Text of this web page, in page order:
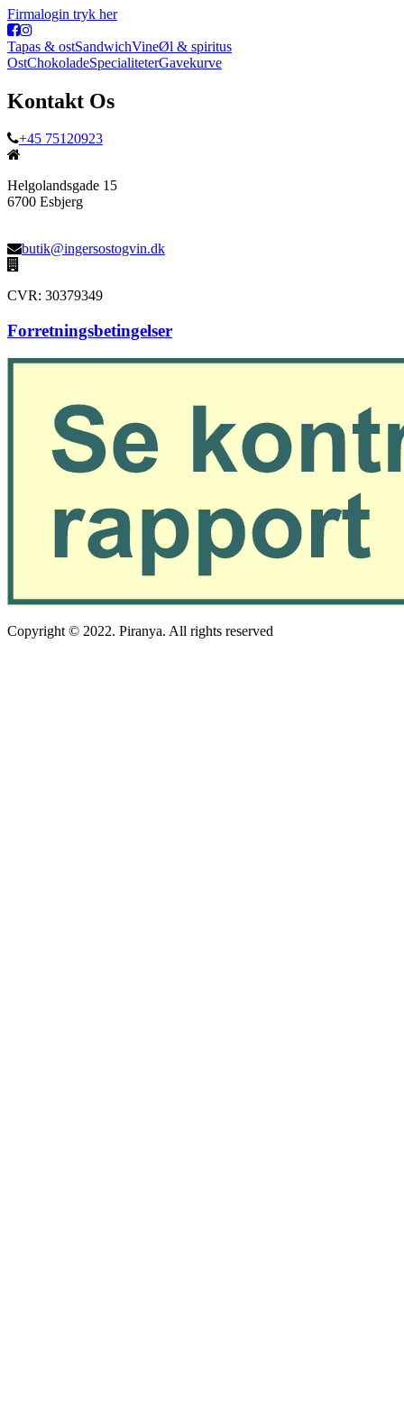
Firmalogin tryk her
Tapas & ostSandwichVineØl & spiritus
OstChokoladeSpecialiteterGavekurve
Kontakt Os
+45 75120923
Helgolandsgade 15
6700 Esbjerg
butik@ingersostogvin.dk
CVR: 30379349
Forretningsbetingelser
Copyright © 2022. Piranya. All rights reserved